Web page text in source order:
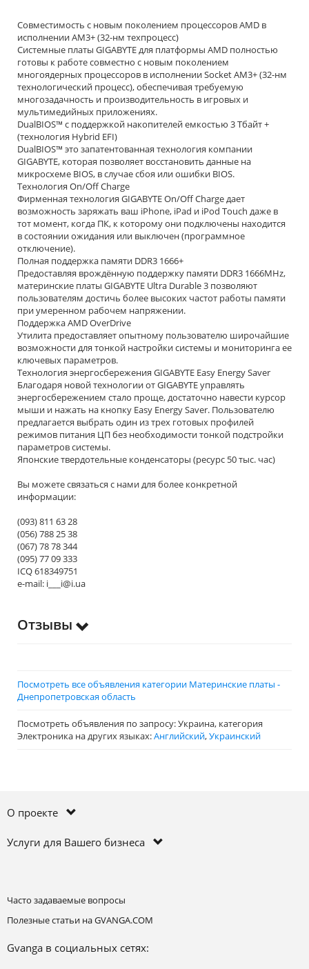
Совместимость с новым поколением процессоров AMD в
исполнении AM3+ (32-нм техпроцесс)
Системные платы GIGABYTE для платформы AMD полностью
готовы к работе совместно с новым поколением
многоядерных процессоров в исполнении Socket AM3+ (32-нм
технологический процесс), обеспечивая требуемую
многозадачность и производительность в игровых и
мультимедийных приложениях.
DualBIOS™ с поддержкой накопителей емкостью 3 Тбайт +
(технология Hybrid EFI)
DualBIOS™ это запатентованная технология компании
GIGABYTE, которая позволяет восстановить данные на
микросхеме BIOS, в случае сбоя или ошибки BIOS.
Технология On/Off Charge
Фирменная технология GIGABYTE On/Off Charge дает
возможность заряжать ваш iPhone, iPad и iPod Touch даже в
тот момент, когда ПК, к которому они подключены находится
в состоянии ожидания или выключен (программное
отключение).
Полная поддержка памяти DDR3 1666+
Предоставляя врождённую поддержку памяти DDR3 1666MHz,
материнские платы GIGABYTE Ultra Durable 3 позволяют
пользователям достичь более высоких частот работы памяти
при умеренном рабочем напряжении.
Поддержка AMD OverDrive
Утилита предоставляет опытному пользователю широчайшие
возможности для тонкой настройки системы и мониторинга ее
ключевых параметров.
Технология энергосбережения GIGABYTE Easy Energy Saver
Благодаря новой технологии от GIGABYTE управлять
энергосбережением стало проще, достаточно навести курсор
мыши и нажать на кнопку Easy Energy Saver. Пользователю
предлагается выбрать один из трех готовых профилей
режимов питания ЦП без необходимости тонкой подстройки
параметров системы.
Японские твердотельные конденсаторы (ресурс 50 тыс. час)
Вы можете связаться с нами для более конкретной
информации:
(093) 811 63 28
(056) 788 25 38
(067) 78 78 344
(095) 77 09 333
ICQ 618349751
e-mail: i___i@i.ua
Отзывы
Посмотреть все объявления категории Материнские платы -
Днепропетровская область
Посмотреть объявления по запросу: Украина, категория
Электроника на других языках:Английский,Украинский
О проекте
Услуги для Вашего бизнеса
Часто задаваемые вопросы
Полезные статьи на GVANGA.COM
Gvanga в социальных сетях: